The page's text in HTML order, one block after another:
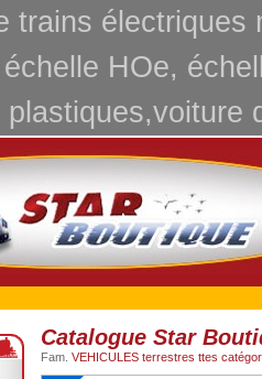
trains
HOe,
plastiques,voiture
Catalogue Star
Fam. VEHICULES terrestres ttes